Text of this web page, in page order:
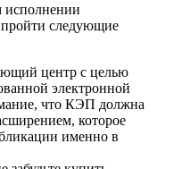
исполнении
пройти следующие
центр с целью
электронной
что КЭП должна
которое
именно в